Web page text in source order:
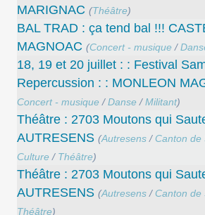
MARIGNAC (Théâtre)
BAL TRAD : ça tend bal !!!
MAGNOAC (Concert - musique/
18, 19 et 20 juillet : : Festival
Repercussion : : MONLEON
Concert - musique/Danse/Militant)
Théâtre : 2703 Moutons qui
AUTRESENS (Autresens/ Canton de
Culture/ Théâtre)
Théâtre : 2703 Moutons qui
AUTRESENS (Autresens/ Canton de
Théâtre)